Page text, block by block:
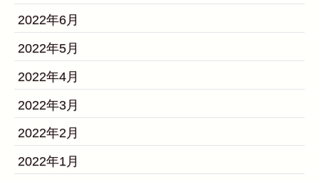
2022年6月
2022年5月
2022年4月
2022年3月
2022年2月
2022年1月